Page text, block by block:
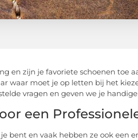
en zijn je favoriete schoenen toe
waar moet je op letten bij het
vragen en geven we je
een
bent en vaak hebben ze ook een